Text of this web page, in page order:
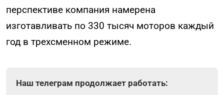
перспективе компания намерена
изготавливать по 330 тысяч моторов каждый
год в трехсменном режиме.
Наш телеграм продолжает работать: